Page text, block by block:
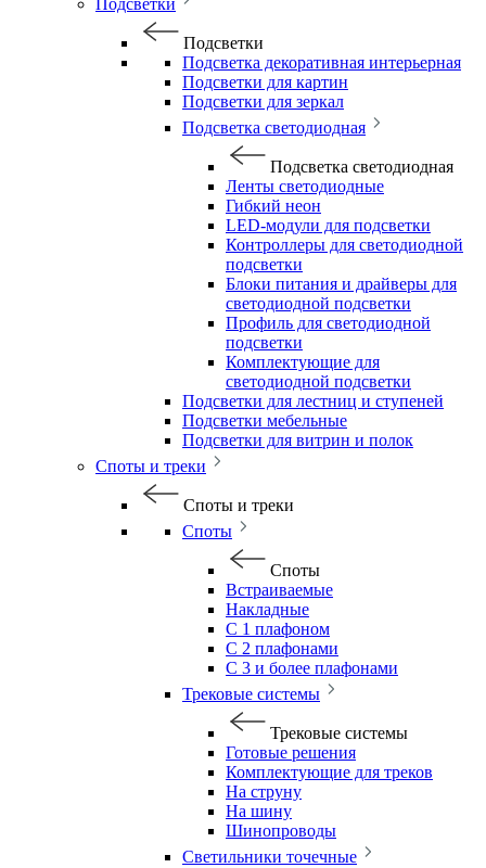
Подсветки
Подсветки
Подсветка декоративная интерьерная
Подсветки для картин
Подсветки для зеркал
Подсветка светодиодная
Подсветка светодиодная
Ленты светодиодные
Гибкий неон
LED-модули для подсветки
Контроллеры для светодиодной
подсветки
Блоки питания и драйверы для
светодиодной подсветки
Профиль для светодиодной
подсветки
Комплектующие для
светодиодной подсветки
Подсветки для лестниц и ступеней
Подсветки мебельные
Подсветки для витрин и полок
Споты и треки
Споты и треки
Споты
Споты
Встраиваемые
Накладные
С 1 плафоном
С 2 плафонами
С 3 и более плафонами
Трековые системы
Трековые системы
Готовые решения
Комплектующие для треков
На струну
На шину
Шинопроводы
Светильники точечные